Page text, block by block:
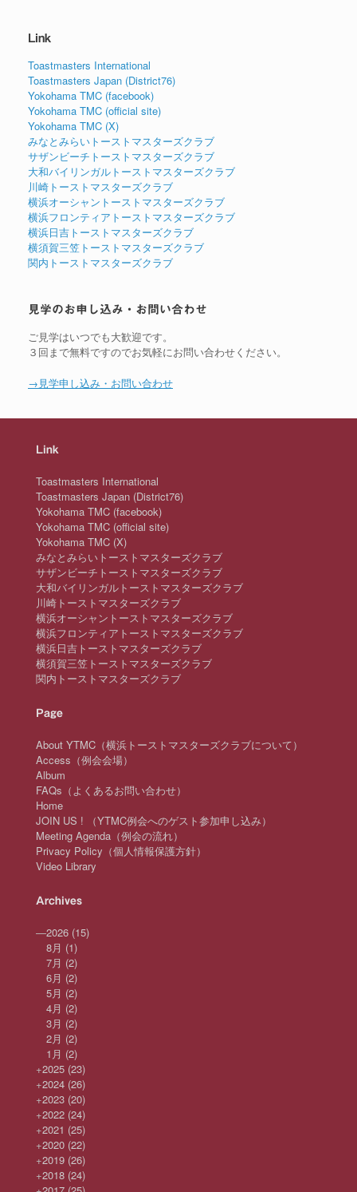
Link
Toastmasters International
Toastmasters Japan (District76)
Yokohama TMC (facebook)
Yokohama TMC (official site)
Yokohama TMC (X)
みなとみらいトーストマスターズクラブ
サザンビーチトーストマスターズクラブ
大和バイリンガルトーストマスターズクラブ
川崎トーストマスターズクラブ
横浜オーシャントーストマスターズクラブ
横浜フロンティアトーストマスターズクラブ
横浜日吉トーストマスターズクラブ
横須賀三笠トーストマスターズクラブ
関内トーストマスターズクラブ
見学のお申し込み・お問い合わせ
ご見学はいつでも大歓迎です。
３回まで無料ですのでお気軽にお問い合わせください。
→見学申し込み・お問い合わせ
Link
Toastmasters International
Toastmasters Japan (District76)
Yokohama TMC (facebook)
Yokohama TMC (official site)
Yokohama TMC (X)
みなとみらいトーストマスターズクラブ
サザンビーチトーストマスターズクラブ
大和バイリンガルトーストマスターズクラブ
川崎トーストマスターズクラブ
横浜オーシャントーストマスターズクラブ
横浜フロンティアトーストマスターズクラブ
横浜日吉トーストマスターズクラブ
横須賀三笠トーストマスターズクラブ
関内トーストマスターズクラブ
Page
About YTMC（横浜トーストマスターズクラブについて）
Access（例会会場）
Album
FAQs（よくあるお問い合わせ）
Home
JOIN US ! （YTMC例会へのゲスト参加申し込み）
Meeting Agenda（例会の流れ）
Privacy Policy（個人情報保護方針）
Video Library
Archives
—2026 (15)
8月 (1)
7月 (2)
6月 (2)
5月 (2)
4月 (2)
3月 (2)
2月 (2)
1月 (2)
+2025 (23)
+2024 (26)
+2023 (20)
+2022 (24)
+2021 (25)
+2020 (22)
+2019 (26)
+2018 (24)